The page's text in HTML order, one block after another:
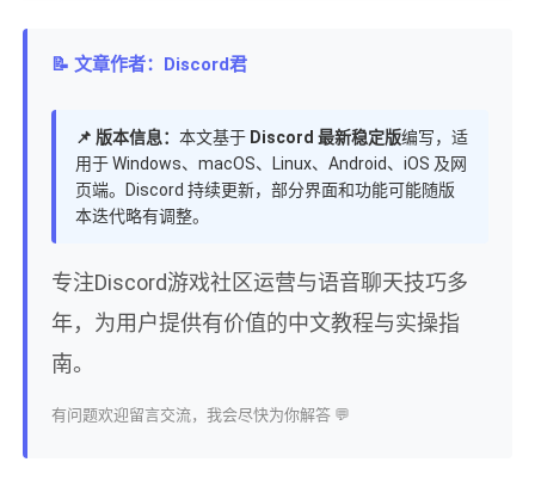
📝 文章作者：Discord君
📌 版本信息： 本文基于 Discord 最新稳定版编写，适
用于 Windows、macOS、Linux、Android、iOS 及网
页端。Discord 持续更新，部分界面和功能可能随版
本迭代略有调整。
专注Discord游戏社区运营与语音聊天技巧多
年，为用户提供有价值的中文教程与实操指
南。
有问题欢迎留言交流，我会尽快为你解答 💬